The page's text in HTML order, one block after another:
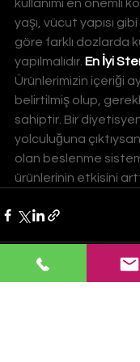
kullanımı en önemli
yaşı, vücut yapısı
göre farklı dozlarda
yapılmalıdır. En İyi
Ürünlerimizin içeriği
belirtilmiş olup,
sahiptir. Bir
yolculuğuna
olan beslenme
ürünlerinin etkisini